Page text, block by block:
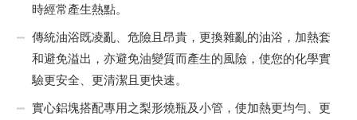
時經常產生熱點。
傳統油浴既凌亂、危險且昂貴，更換雜亂的油浴，加熱套
和避免溢出，亦避免油變質而產生的風險，使您的化學實
驗更安全、更清潔且更快速。
實心鋁塊搭配專用之梨形燒瓶及小管，使加熱更均勻、更